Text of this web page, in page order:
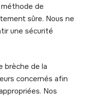
de
sûre. Nous ne
une sécurité
brèche de la
concernés afin
Nos